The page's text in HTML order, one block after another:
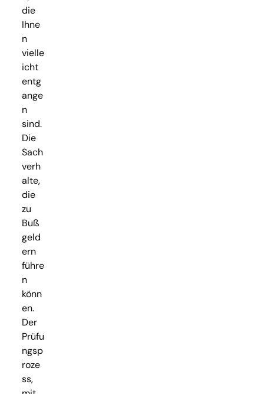
die
Ihne
n
vielle
icht
entg
ange
n
sind.
Die
Sach
verh
alte,
die
zu
Buß
geld
ern
führe
n
könn
en.
Der
Prüfu
ngsp
roze
ss,